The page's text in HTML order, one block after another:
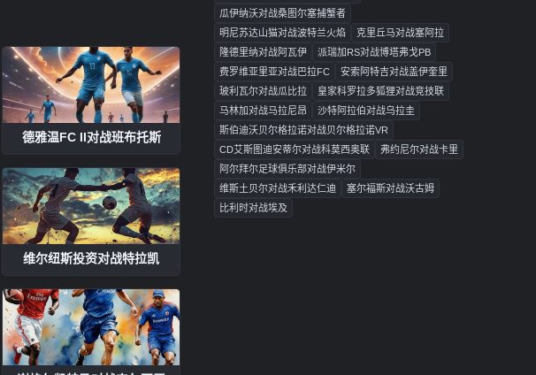
德雅温FC II对战班布托斯
维尔纽斯投资对战特拉凯
瓜伊纳沃对战桑图尔塞捕蟹者
明尼苏达山猫对战波特兰火焰
克里丘马对战塞阿拉
隆德里纳对战阿瓦伊
派瑞加RS对战博塔弗戈PB
费罗维亚里亚对战巴拉FC
安索阿特吉对战盖伊奎里
玻利瓦尔对战瓜比拉
皇家科罗拉多狐狸对战竞技联
马林加对战马拉尼昂
沙特阿拉伯对战乌拉圭
斯伯迪沃贝尔格拉诺对战贝尔格拉诺VR
CD艾斯图迪安蒂尔对战科莫西奥联
弗约尼尔对战卡里
阿尔拜尔足球俱乐部对战伊米尔
维斯土贝尔对战禾利达仁迪
塞尔福斯对战沃古姆
比利时对战埃及